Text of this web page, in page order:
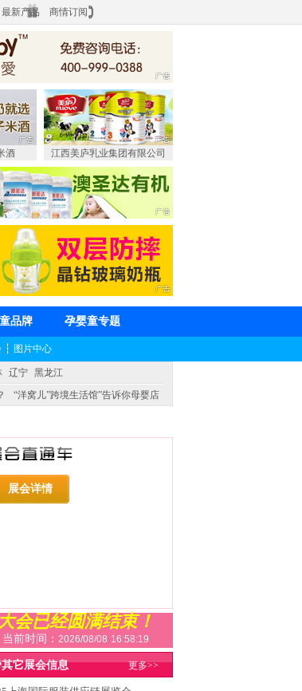
最新产品 商情订阅
酒 江西美庐乳业集团有限公司
品牌 孕婴童专题
┆ 图片中心
辽宁 黑龙江
“洋窝儿”跨境生活馆”告诉你母婴店
展会详情
会已经圆满结束！
当前时间： 2026/08/08 16:58:19
其它展会信息 更多>>